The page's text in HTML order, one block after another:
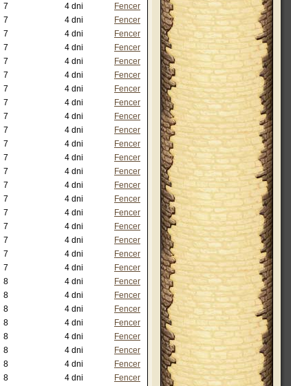
7 4 dni
Fencer
7 4 dni
Fencer
7 4 dni
Fencer
7 4 dni
Fencer
7 4 dni
Fencer
7 4 dni
Fencer
7 4 dni
Fencer
7 4 dni
Fencer
7 4 dni
Fencer
7 4 dni
Fencer
7 4 dni
Fencer
7 4 dni
Fencer
7 4 dni
Fencer
7 4 dni
Fencer
7 4 dni
Fencer
7 4 dni
Fencer
7 4 dni
Fencer
7 4 dni
Fencer
7 4 dni
Fencer
7 4 dni
Fencer
8 4 dni
Fencer
8 4 dni
Fencer
8 4 dni
Fencer
8 4 dni
Fencer
8 4 dni
Fencer
8 4 dni
Fencer
8 4 dni
Fencer
8 4 dni
Fencer